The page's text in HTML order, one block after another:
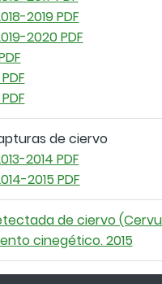
2019 PDF
2020 PDF
de ciervo
2014 PDF
2015 PDF
de ciervo
cinegético. 2015